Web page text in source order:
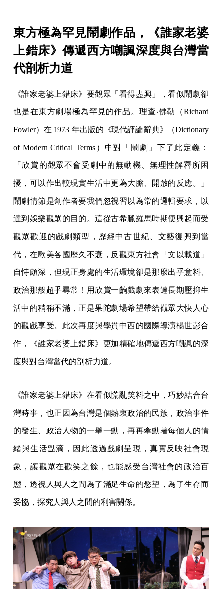
東方極為罕見鬧劇作品，《誰家老婆
上錯床》傳遞西方嘲諷深度與台灣當
代剖析力道
《誰家老婆上錯床》要觀眾「看得盡興」，看似鬧劇卻
也是在東方劇場極為罕見的作品。理查‧佛勒（Richard
Fowler）在 1973 年出版的《現代評論辭典》（Dictionary
of Modern Critical Terms）中對「鬧劇」下了此定義：
「欣賞的觀眾不會受劇中的無動機、無理性解釋所困
擾，可以作出較現實生活中更為大膽、開放的反應。」
鬧劇情節是創作者要我們忽視習以為常的邏輯要求，以
達到娛樂觀眾的目的。這從古希臘羅馬時期便興起而受
觀眾歡迎的戲劇類型，歷經中古世紀、文藝復興到當
代，在歐美各國歷久不衰，反觀東方社會「文以載道」
自恃頗深，但現正身處的生活環境卻是那麼出乎意料、
政治那般超乎尋常！用欣賞一齣戲劇來表達長期壓抑生
活中的稍稍不滿，正是果陀劇場希望帶給觀眾大快人心
的觀戲享受。此次再度與學貫中西的國際導演楊世彭合
作，《誰家老婆上錯床》更加精確地傳遞西方嘲諷的深
度與對台灣當代的剖析力道。
《誰家老婆上錯床》在看似慌亂笑料之中，巧妙結合台
灣時事，也正因為台灣是個熱衷政治的民族，政治事件
的發生、政治人物的一舉一動，再再牽動著每個人的情
緒與生活點滴，因此透過戲劇呈現，真實反映社會現
象，讓觀眾在歡笑之餘，也能感受台灣社會的政治百
態，透視人與人之間為了滿足生命的慾望，為了生存而
妥協，探究人與人之間的利害關係。